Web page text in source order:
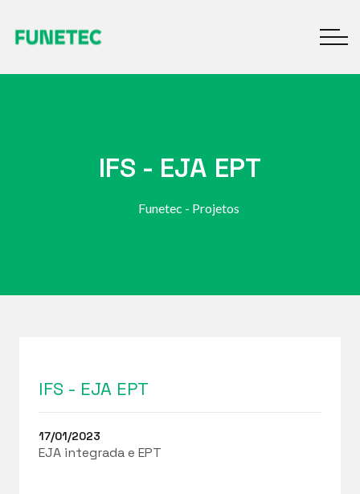
IFS - EJA EPT
Funetec - Projetos
IFS - EJA EPT
17/01/2023
EJA integrada e EPT